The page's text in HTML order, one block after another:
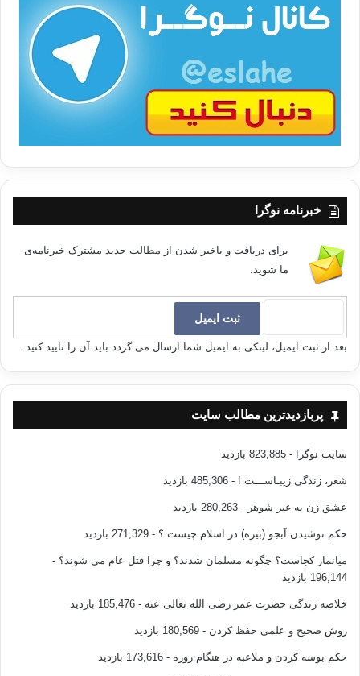
خبرنامه نوگرا
برای دریافت و باخبر شدن از مطالب جدید مشترک خبرنامه‌ی
ما شوید.
بعد از ثبت ایمیل، لینکی به ایمیل شما ارسال می گردد باید آن را تایید کنید.
پربازدیدترین مطالب سایت
سایت نوگرا - 823,885 بازدید
شعر، زندگی زیبـاســـت ! - 485,306 بازدید
عشق زن به غیر شوهر - 280,263 بازدید
حکم نوشیدن آبجو (بیره) در اسلام چیست ؟ - 271,329 بازدید
میانمار کجاست؟ چگونه مسلمان شدند؟ و چرا قتل عام می شوند؟ -
196,144 بازدید
خلاصه زندگی حضرت عمر رضی الله تعالی عنه - 185,476 بازدید
روش صحیح و علمی حفظ کردن - 180,569 بازدید
حکم بوسه کردن و ملاعبه در هنگام روزه - 173,616 بازدید